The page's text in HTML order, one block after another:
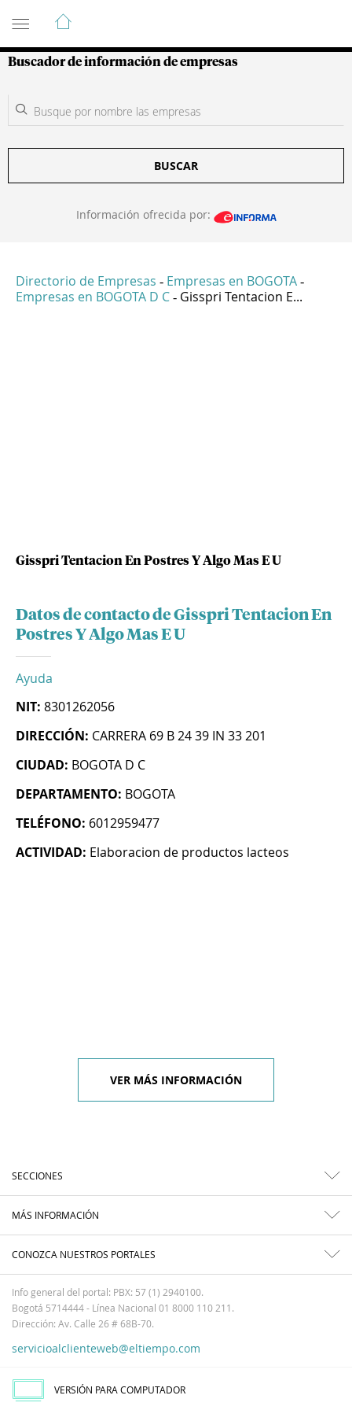
Guía de Empresas Colombianas
Buscador de información de empresas
BUSCAR
Información ofrecida por:
Directorio de Empresas - Empresas en BOGOTA -
Empresas en BOGOTA D C - Gisspri Tentacion E...
Gisspri Tentacion En Postres Y Algo Mas E U
Datos de contacto de Gisspri Tentacion En
Postres Y Algo Mas E U
Ayuda
NIT: 8301262056
DIRECCIÓN: CARRERA 69 B 24 39 IN 33 201
CIUDAD: BOGOTA D C
DEPARTAMENTO: BOGOTA
TELÉFONO: 6012959477
ACTIVIDAD: Elaboracion de productos lacteos
VER MÁS INFORMACIÓN
SECCIONES
MÁS INFORMACIÓN
CONOZCA NUESTROS PORTALES
Info general del portal: PBX: 57 (1) 2940100.
Bogotá 5714444 - Línea Nacional 01 8000 110 211.
Dirección: Av. Calle 26 # 68B-70.
servicioalclienteweb@eltiempo.com
VERSIÓN PARA COMPUTADOR